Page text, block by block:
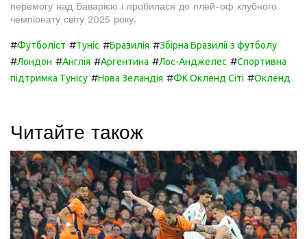
перемогу над Баварією і пробилася до плей-оф клубного
чемпіонату світу 2025 року.
#Футболіст #Туніс #Бразилія #Збірна Бразилії з футболу
#Лондон #Англія #Аргентина #Лос-Анджелес #Спортивна
підтримка Тунісу #Нова Зеландія #ФК Окленд Сіті #Окленд
Читайте також